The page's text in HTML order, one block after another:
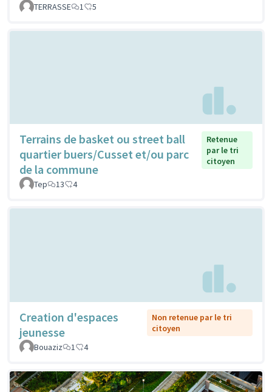
TERRASSE 1 5
Terrains de basket ou street ball
quartier buers/Cusset et/ou parc
de la commune
Retenue
par le tri
citoyen
Tep 13 4
Creation d'espaces
jeunesse
Non retenue par le tri
citoyen
Bouaziz
1 4